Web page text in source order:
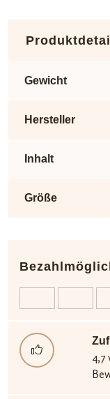
Gewicht
Hersteller
Inhalt
Größe
4,7